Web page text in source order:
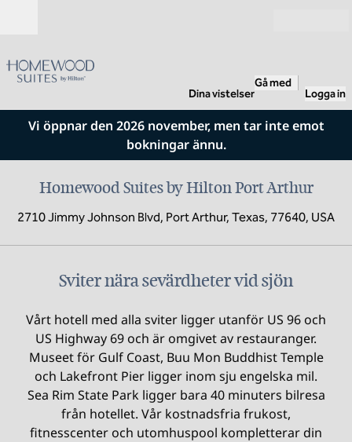
Dina vistelser
Gå med
Logga in
Vi öppnar den 2026 november, men tar inte emot
bokningar ännu.
Homewood Suites by Hilton Port Arthur
2710 Jimmy Johnson Blvd, Port Arthur, Texas, 77640, USA
Sviter nära sevärdheter vid sjön
Vårt hotell med alla sviter ligger utanför US 96 och
US Highway 69 och är omgivet av restauranger.
Museet för Gulf Coast, Buu Mon Buddhist Temple
och Lakefront Pier ligger inom sju engelska mil.
Sea Rim State Park ligger bara 40 minuters bilresa
från hotellet. Vår kostnadsfria frukost,
fitnesscenter och utomhuspool kompletterar din